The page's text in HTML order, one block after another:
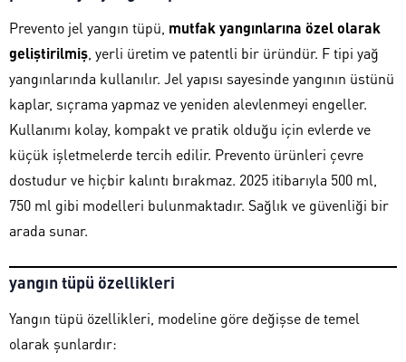
Prevento jel yangın tüpü, mutfak yangınlarına özel olarak
geliştirilmiş , yerli üretim ve patentli bir üründür. F tipi yağ
yangınlarında kullanılır. Jel yapısı sayesinde yangının üstünü
kaplar, sıçrama yapmaz ve yeniden alevlenmeyi engeller.
Kullanımı kolay, kompakt ve pratik olduğu için evlerde ve
küçük işletmelerde tercih edilir. Prevento ürünleri çevre
dostudur ve hiçbir kalıntı bırakmaz. 2025 itibarıyla 500 ml,
750 ml gibi modelleri bulunmaktadır. Sağlık ve güvenliği bir
arada sunar.
yangın tüpü özellikleri
Yangın tüpü özellikleri, modeline göre değişse de temel
olarak şunlardır: